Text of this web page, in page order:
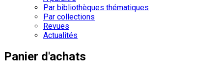
Par bibliothèques thématiques
Par collections
Revues
Actualités
Panier d'achats